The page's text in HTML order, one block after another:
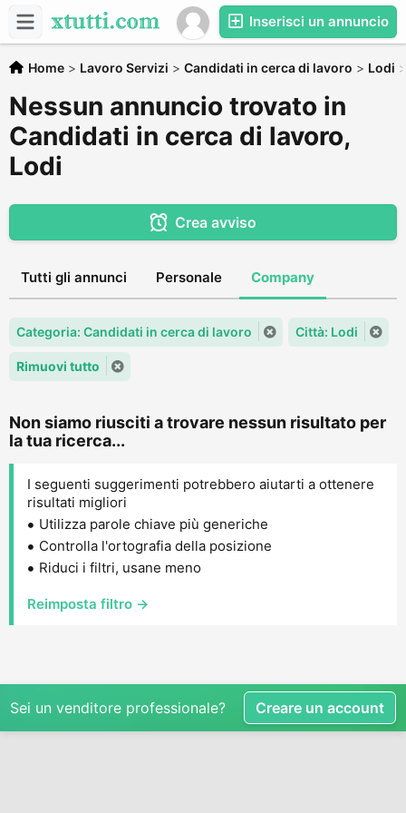
Inserisci un annuncio
Home > Lavoro Servizi > Candidati in cerca di lavoro > Lodi
Nessun annuncio trovato in
Candidati in cerca di lavoro,
Lodi
Crea avviso
Tutti gli annunci Personale Company
Categoria: Candidati in cerca di lavoro Città: Lodi
Rimuovi tutto
Non siamo riusciti a trovare nessun risultato per
la tua ricerca...
I seguenti suggerimenti potrebbero aiutarti a ottenere
risultati migliori
Utilizza parole chiave più generiche
Controlla l'ortografia della posizione
Riduci i filtri, usane meno
Reimposta filtro →
Sei un venditore professionale? Creare un account